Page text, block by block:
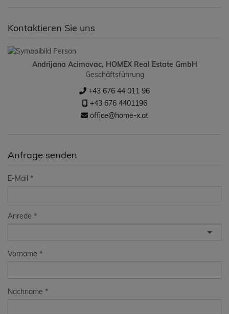
Kontaktieren Sie uns
Andrijana Acimovac, HOMEX Real Estate GmbH
Geschäftsführung
+43 676 44 011 96
+43 676 4401196
office@home-x.at
Anfrage senden
E-Mail
Anrede
Vorname
Nachname